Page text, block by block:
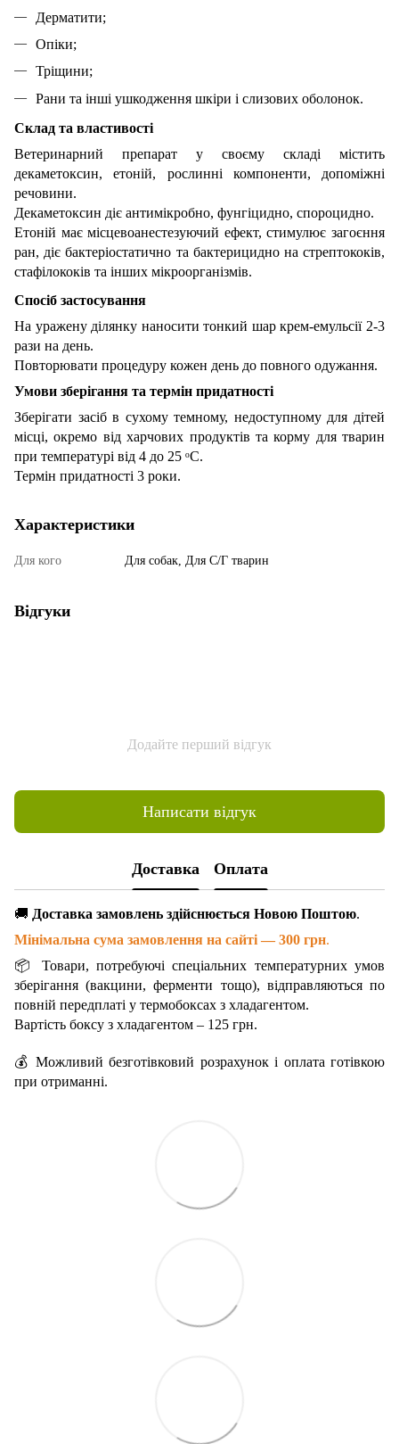
Дерматити;
Опіки;
Тріщини;
Рани та інші ушкодження шкіри і слизових оболонок.
Склад та властивості
Ветеринарний препарат у своєму складі містить
декаметоксин, етоній, рослинні компоненти, допоміжні
речовини.
Декаметоксин діє антимікробно, фунгіцидно, спороцидно.
Етоній має місцевоанестезуючий ефект, стимулює загоєння
ран, діє бактеріостатично та бактерицидно на стрептококів,
стафілококів та інших мікроорганізмів.
Спосіб застосування
На уражену ділянку наносити тонкий шар крем-емульсії 2-3
рази на день.
Повторювати процедуру кожен день до повного одужання.
Умови зберігання та термін придатності
Зберігати засіб в сухому темному, недоступному для дітей
місці, окремо від харчових продуктів та корму для тварин
при температурі від 4 до 25 ᵒС.
Термін придатності 3 роки.
Характеристики
Для кого Для собак, Для С/Г тварин
Відгуки
Додайте перший відгук
Написати відгук
Доставка Оплата
🚚 Доставка замовлень здійснюється Новою Поштою.
Мінімальна сума замовлення на сайті — 300 грн.
📦 Товари, потребуючі спеціальних температурних умов
зберігання (вакцини, ферменти тощо), відправляються по
повній передплаті у термобоксах з хладагентом.
Вартість боксу з хладагентом – 125 грн.
💰 Можливий безготівковий розрахунок і оплата готівкою
при отриманні.